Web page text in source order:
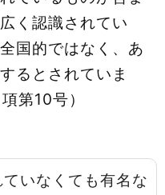
く認識されてい
国的ではなく、あ
るとされていま
第10号）
いなくても有名な